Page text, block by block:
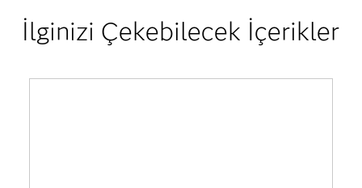
İlginizi Çekebilecek İçerikler